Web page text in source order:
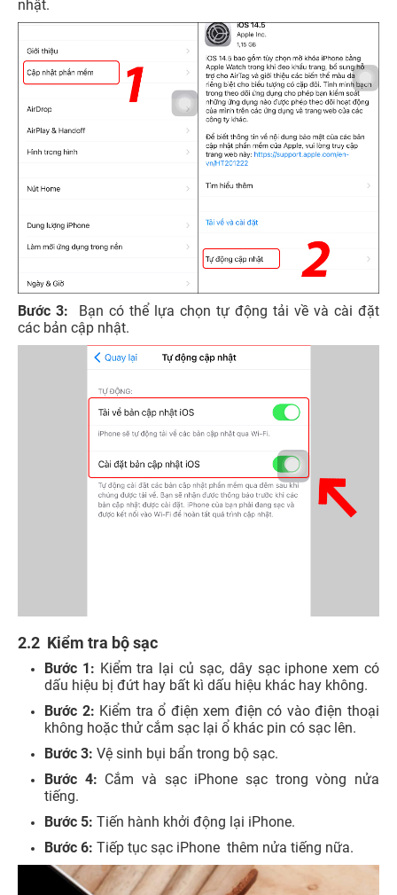
nhật.
Bước 3:
Bạn có thể lựa chọn tự động tải về và cài đặt
các bản cập nhật.
2.2 Kiểm tra bộ sạc
Bước 1: Kiểm tra lại củ sạc, dây sạc iphone xem có
dấu hiệu bị đứt hay bất kì dấu hiệu khác hay không.
Bước 2: Kiểm tra ổ điện xem điện có vào điện thoại
không hoặc thử cắm sạc lại ổ khác pin có sạc lên.
Bước 3: Vệ sinh bụi bẩn trong bộ sạc.
Bước 4: Cắm và sạc iPhone sạc trong vòng nửa
tiếng.
Bước 5: Tiến hành khởi động lại iPhone.
Bước 6: Tiếp tục sạc iPhone thêm nửa tiếng nữa.